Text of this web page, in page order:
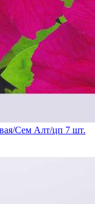
Сем Алт/цп 7 шт.